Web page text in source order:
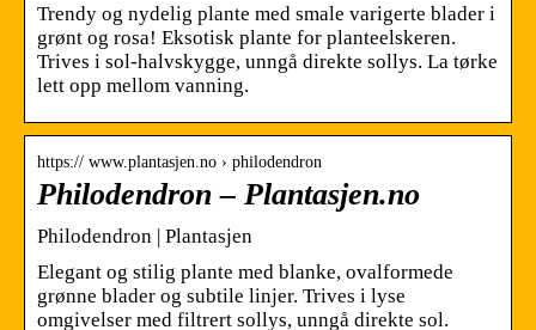
Trendy og nydelig plante med smale varigerte blader i
grønt og rosa! Eksotisk plante for planteelskeren.
Trives i sol-halvskygge, unngå direkte sollys. La tørke
lett opp mellom vanning.
https:// www.plantasjen.no › philodendron
Philodendron – Plantasjen.no
Philodendron | Plantasjen
Elegant og stilig plante med blanke, ovalformede
grønne blader og subtile linjer. Trives i lyse
omgivelser med filtrert sollys, unngå direkte sol.